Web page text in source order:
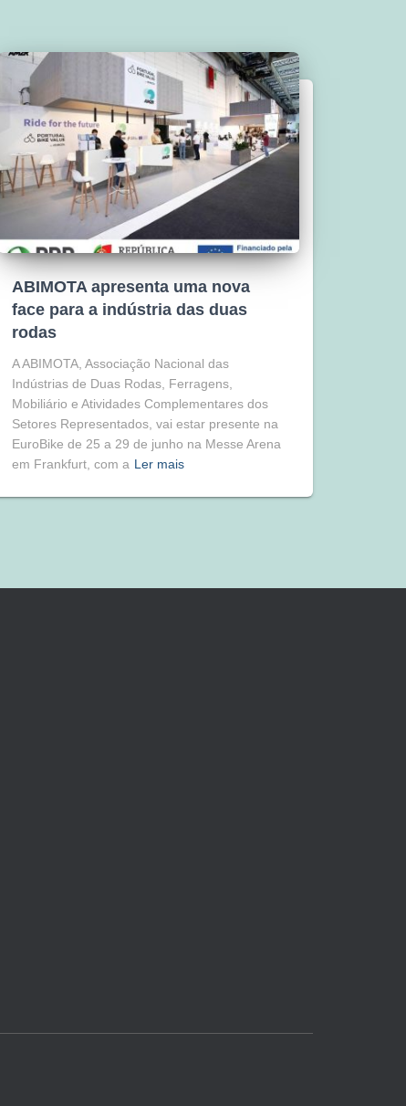
ABIMOTA apresenta uma nova
face para a indústria das duas
rodas
A ABIMOTA, Associação Nacional das
Indústrias de Duas Rodas, Ferragens,
Mobiliário e Atividades Complementares dos
Setores Representados, vai estar presente na
EuroBike de 25 a 29 de junho na Messe Arena
em Frankfurt, com a Ler mais